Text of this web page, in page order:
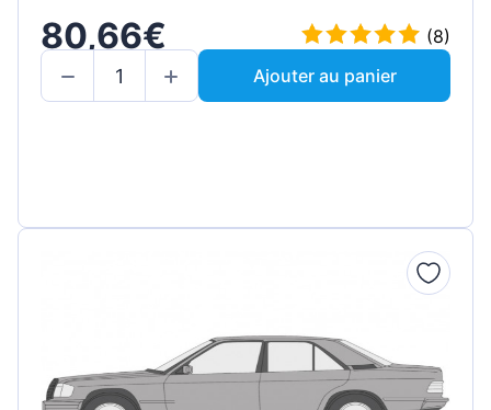
80,66€
(8)
Ajouter au panier